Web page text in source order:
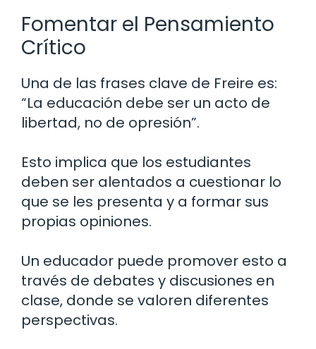
Fomentar el Pensamiento
Crítico
Una de las frases clave de Freire es:
“La educación debe ser un acto de
libertad, no de opresión”.
Esto implica que los estudiantes
deben ser alentados a cuestionar lo
que se les presenta y a formar sus
propias opiniones.
Un educador puede promover esto a
través de debates y discusiones en
clase, donde se valoren diferentes
perspectivas.